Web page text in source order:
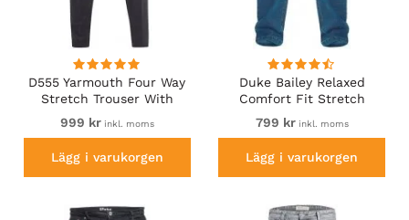
D555 Yarmouth Four Way
Stretch Trouser With
Flexible Waistband Black
999 krinkl. moms
Lägg i varukorgen
Duke Bailey Relaxed
Comfort Fit Stretch
Jeans With Elasticated
Waist Stonewash
799 krinkl. moms
Lägg i varukorgen